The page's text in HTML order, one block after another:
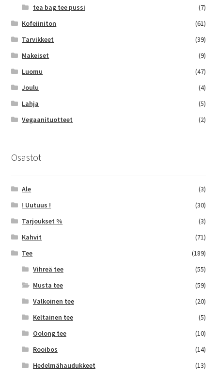
tea bag tee pussi
(7)
Kofeiiniton
(61)
Tarvikkeet
(39)
Makeiset
(9)
Luomu
(47)
Joulu
(4)
Lahja
(5)
Vegaanituotteet
(2)
Osastot
Ale
(3)
! Uutuus !
(30)
Tarjoukset %
(3)
Kahvit
(71)
Tee
(189)
Vihreä tee
(55)
Musta tee
(59)
Valkoinen tee
(20)
Keltainen tee
(5)
Oolong tee
(10)
Rooibos
(14)
Hedelmähaudukkeet
(13)